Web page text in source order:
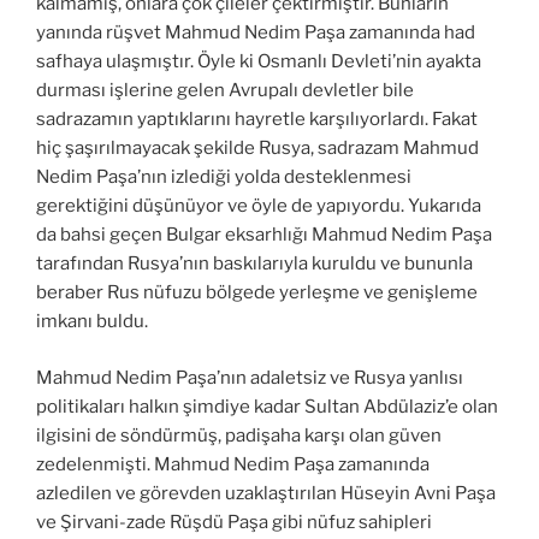
yanında rüşvet Mahmud Nedim Paşa zamanında had
safhaya ulaşmıştır. Öyle ki Osmanlı Devleti’nin ayakta
durması işlerine gelen Avrupalı devletler bile
sadrazamın yaptıklarını hayretle karşılıyorlardı. Fakat
hiç şaşırılmayacak şekilde Rusya, sadrazam Mahmud
Nedim Paşa’nın izlediği yolda desteklenmesi
gerektiğini düşünüyor ve öyle de yapıyordu. Yukarıda
da bahsi geçen Bulgar eksarhlığı Mahmud Nedim Paşa
tarafından Rusya’nın baskılarıyla kuruldu ve bununla
beraber Rus nüfuzu bölgede yerleşme ve genişleme
imkanı buldu.
Mahmud Nedim Paşa’nın adaletsiz ve Rusya yanlısı
politikaları halkın şimdiye kadar Sultan Abdülaziz’e olan
ilgisini de söndürmüş, padişaha karşı olan güven
zedelenmişti. Mahmud Nedim Paşa zamanında
azledilen ve görevden uzaklaştırılan Hüseyin Avni Paşa
ve Şirvani-zade Rüşdü Paşa gibi nüfuz sahipleri